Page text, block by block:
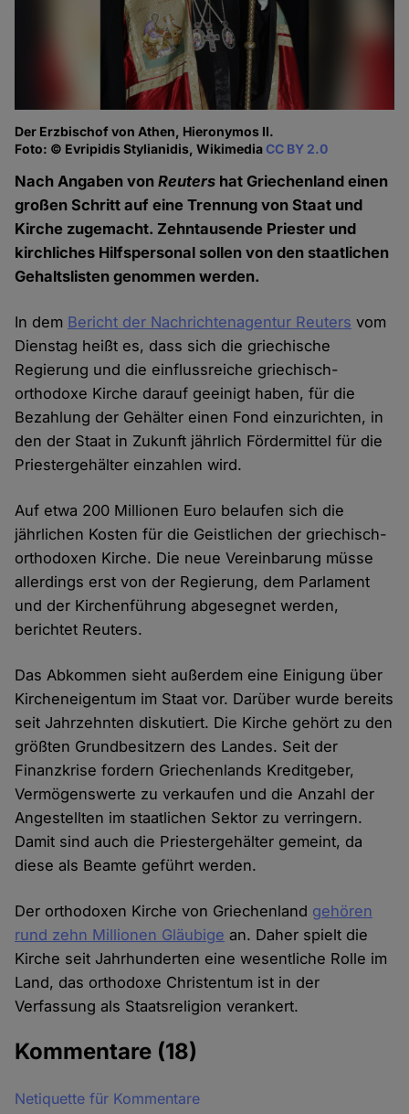
Der Erzbischof von Athen, Hieronymos II.
Foto: © Evripidis Stylianidis, WikimediaCC BY 2.0
Nach Angaben vonReuters hat Griechenland einen
großen Schritt auf eine Trennung von Staat und
Kirche zugemacht. Zehntausende Priester und
kirchliches Hilfspersonal sollen von den staatlichen
Gehaltslisten genommen werden.
In dem Bericht der Nachrichtenagentur Reuters vom
Dienstag heißt es, dass sich die griechische
Regierung und die einflussreiche griechisch-
orthodoxe Kirche darauf geeinigt haben, für die
Bezahlung der Gehälter einen Fond einzurichten, in
den der Staat in Zukunft jährlich Fördermittel für die
Priestergehälter einzahlen wird.
Auf etwa 200 Millionen Euro belaufen sich die
jährlichen Kosten für die Geistlichen der griechisch-
orthodoxen Kirche. Die neue Vereinbarung müsse
allerdings erst von der Regierung, dem Parlament
und der Kirchenführung abgesegnet werden,
berichtet Reuters.
Das Abkommen sieht außerdem eine Einigung über
Kircheneigentum im Staat vor. Darüber wurde bereits
seit Jahrzehnten diskutiert. Die Kirche gehört zu den
größten Grundbesitzern des Landes. Seit der
Finanzkrise fordern Griechenlands Kreditgeber,
Vermögenswerte zu verkaufen und die Anzahl der
Angestellten im staatlichen Sektor zu verringern.
Damit sind auch die Priestergehälter gemeint, da
diese als Beamte geführt werden.
Der orthodoxen Kirche von Griechenland gehören
rund zehn Millionen Gläubige an. Daher spielt die
Kirche seit Jahrhunderten eine wesentliche Rolle im
Land, das orthodoxe Christentum ist in der
Verfassung als Staatsreligion verankert.
Kommentare (18)
Netiquette für Kommentare